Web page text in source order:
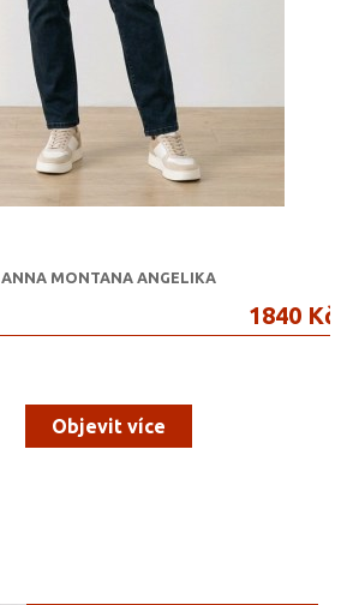
ANNA MONTANA ANGELIKA
1840 Kč
Objevit více